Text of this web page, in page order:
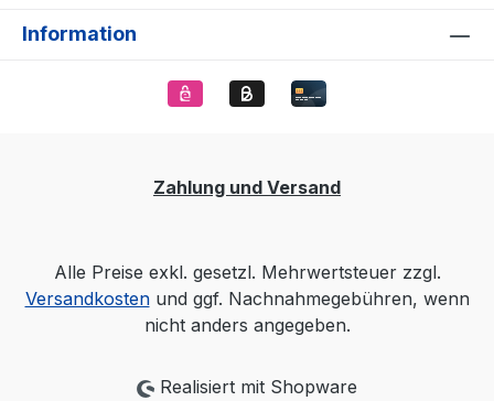
Information
Zahlung und Versand
Alle Preise exkl. gesetzl. Mehrwertsteuer zzgl.
Versandkostenund ggf. Nachnahmegebühren, wenn
nicht anders angegeben.
Realisiert mit Shopware